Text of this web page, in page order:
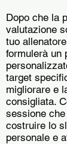
Dopo che la
valutazione
tuo
formulerà un
target
migliorare e
consigliata.
sessione
costruire lo
personale e